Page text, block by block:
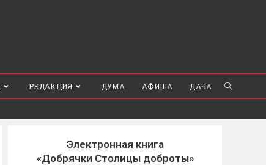
РЕДАКЦИЯ ДУМА АФИША ДАЧА
Электронная книга
«Добрячки Столицы доброты»